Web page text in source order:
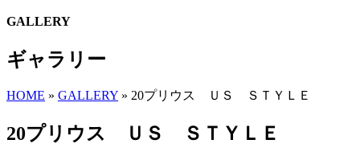
GALLERY
ギャラリー
HOME » GALLERY » 20プリウス ＵＳ ＳＴＹＬＥ
20プリウス ＵＳ ＳＴＹＬＥ